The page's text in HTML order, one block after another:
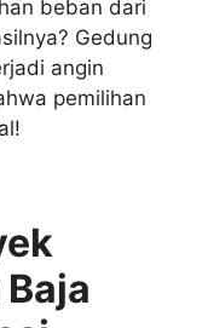
beban dari
Gedung
angin
pemilihan